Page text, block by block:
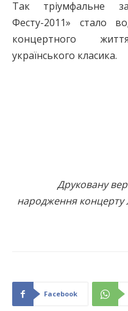
Так тріумфальне
Фесту-2011» стало
концертного
українського класика.
Друковану
народження концерту
Facebook